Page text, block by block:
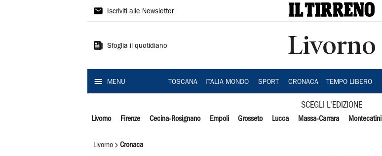
Il
Iscriviti alle Newsletter
Sfoglia il quotidiano Livorno
MENU TOSCANA ITALIA MONDO SPORT CRONACA TEMPO LIBERO
SCEGLI L'EDIZIONE
Livorno Firenze Cecina-Rosignano Empoli Grosseto Lucca Massa-Carrara Montecatini
Livorno Cronaca